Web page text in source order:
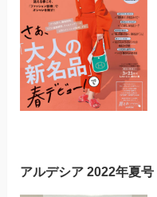
アルデシア 2022年夏号